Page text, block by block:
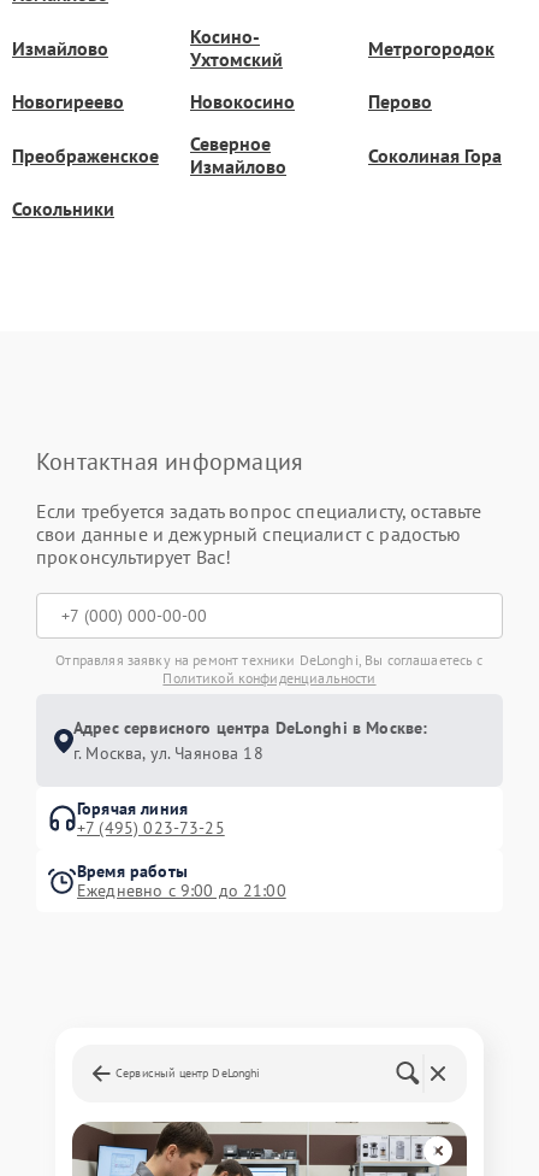
Измайлово
Косино-
Ухтомский
Метрогородок
Новогиреево Новокосино Перово
Преображенское
Северное
Измайлово
Соколиная Гора
Сокольники
Контактная информация
Если требуется задать вопрос специалисту, оставьте
свои данные и дежурный специалист с радостью
проконсультирует Вас!
Отправляя заявку на ремонт техники DeLonghi, Вы соглашаетесь с
Политикой конфиденциальности
Адрес сервисного центра DeLonghi в Москве:
г. Москва, ул. Чаянова 18
Горячая линия
+7 (495) 023-73-25
Время работы
Ежедневно с 9:00 до 21:00
Сервисный центр DeLonghi